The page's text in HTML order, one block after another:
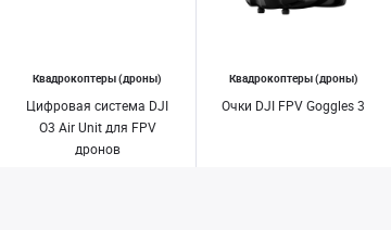
Квадрокоптеры (дроны)
Цифровая система DJI
O3 Air Unit для FPV
дронов
Квадрокоптеры (дроны)
Очки DJI FPV Goggles 3